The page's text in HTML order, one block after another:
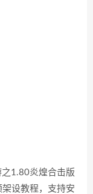
1.80炎煌合击版
设教程，支持安